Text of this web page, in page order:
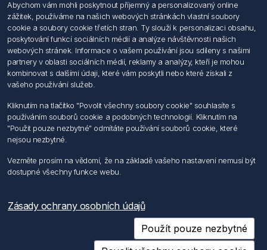
Hledat
Dodržování předpisů
Zásady zpracování osobních údajů fyzických osob
Podmínky zasílání elektronických dokumentu
Všeobecné dodací a obchodní podmínky
Informace o nakládaní s elektroodpadem
Můj účet
Můj účet
Objednávky
Adresy
Abychom vám mohli poskytnout příjemný a personalizovaný online
zážitek, používáme na našich webových stránkách vlastní soubory
cookie a soubory cookie třetích stran. Ty slouží k personalizaci obsahu,
poskytování funkcí sociálních médií a analýze návštěvnosti našich
webových stránek. Informace o vašem používání jsou sdíleny s našimi
partnery v oblasti sociálních médií, reklamy a analýzy, kteří je mohou
kombinovat s dalšími údaji, které vám poskytli nebo které získali z
vašeho používání služeb.
Kliknutím na tlačítko "Povolit všechny soubory cookie" souhlasíte s
používáním souborů cookie a podobných technologií. Kliknutím na
"Použit pouze nezbytné" odmítáte používání souborů cookie, které
nejsou nezbytné.
Vezměte prosím na vědomí, že na základě vašeho nastavení nemusí být
dostupné všechny funkce webu.
Zásady ochrany osobních údajů
Použít pouze nezbytné